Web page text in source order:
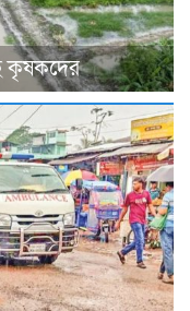
কৃষকদের